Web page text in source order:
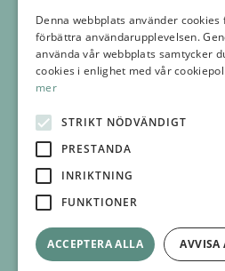
FÖLJ OSS
FACEBOOK
INSTAGRAM
NYHETSBREV
© 2026
Denna webbplats använder cookies
förbättra användarupplevelsen.
använda vår webbplats samtycker
cookies i enlighet med vår
mer
STRIKT NÖDVÄNDIGT
PRESTANDA
INRIKTNING
FUNKTIONER
ACCEPTERA ALLA AVVISA